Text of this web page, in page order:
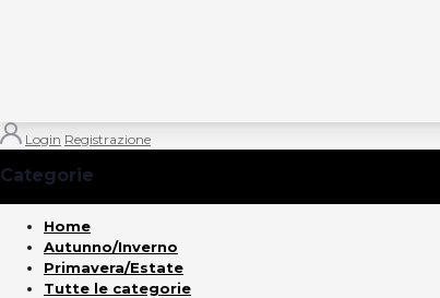
Login Registrazione
Categorie
Home
Autunno/Inverno
Primavera/Estate
Tutte le categorie